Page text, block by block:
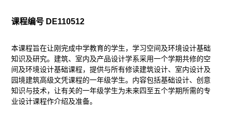
课程编号 DE110512
本课程旨在让刚完成中学教育的学生，学习空间及环境设计基础
知识及研究。建筑、室内及产品设计学系采用一个学期共修的空
间及环境设计基础课程，提供与所有修读建筑设计、室内设计及
园境建筑高级文凭课程的一年级学生。内容包括基础设计、创意
知识与技术，让有关的一年级学生为未来四至五个学期所需的专
业设计课程作介绍及准备。